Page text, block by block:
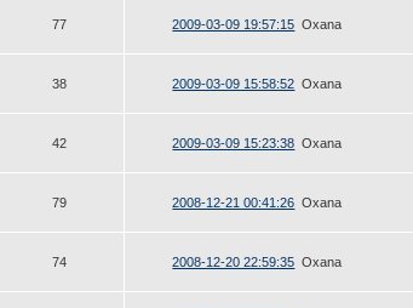
77 2009-03-09 19:57:15 Oxana
38 2009-03-09 15:58:52 Oxana
42 2009-03-09 15:23:38 Oxana
79 2008-12-21 00:41:26 Oxana
74 2008-12-20 22:59:35 Oxana